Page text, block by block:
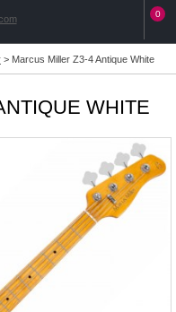
0
> Marcus Miller Z3-4 Antique White
WHITE